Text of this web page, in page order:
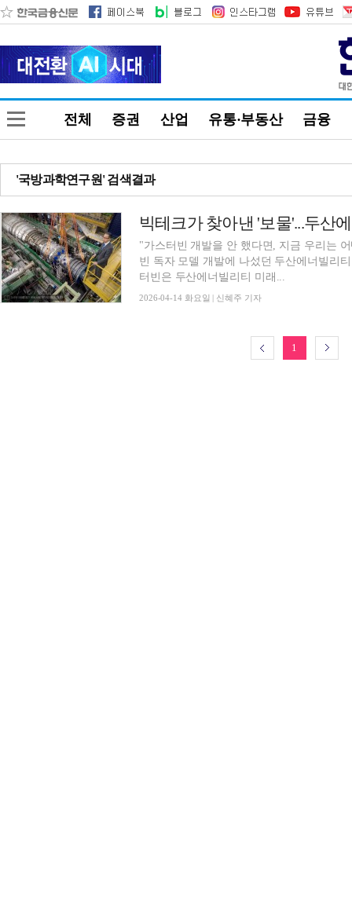
전체 증권 산업 유통·부동산 금융
'국방과학연구원' 검색결과
"가스터빈 개발을 안 했다면, 지금 우리는
빈 독자 모델 개발에 나섰던 두산에너빌리
터빈은 두산에너빌리티 미래...
2026-04-14 화요일 | 신혜주 기자
1